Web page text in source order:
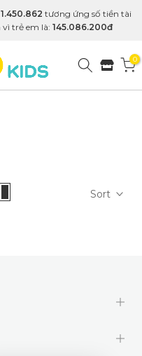
1.450.862 tương ứng số tiền tài
trẻ em là: 145.086.200đ
0
Sort